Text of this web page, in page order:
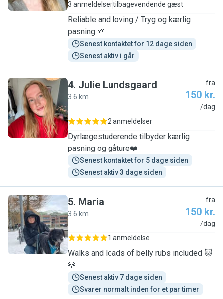
3 anmeldelsertilbagevendende gæst
Reliable and loving / Tryg og kærlig
pasning 🌱
Senest kontaktet for 12 dage siden
Senest aktiv i går
J
4. Julie Lundsgaard
3.6 km
fra
150 kr.
/dag
2 anmeldelser
Dyrlægestuderende tilbyder kærlig
pasning og gåture❤️
Senest kontaktet for 5 dage siden
Senest aktiv 3 dage siden
M
5. Maria
3.6 km
fra
150 kr.
/dag
1 anmeldelse
Walks and loads of belly rubs included 🐱
🐶
Senest aktiv 7 dage siden
Svarer normalt inden for et par timer